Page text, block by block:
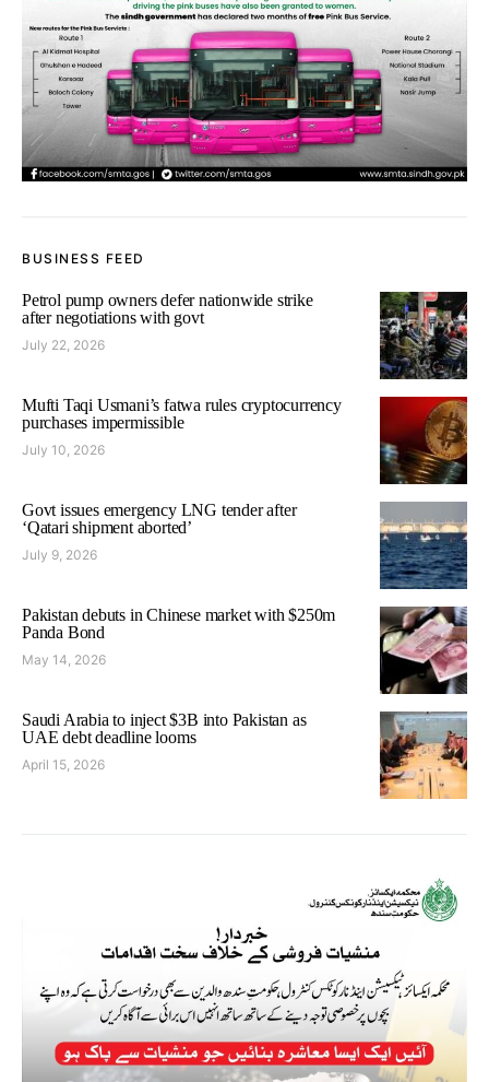
BUSINESS FEED
Petrol pump owners defer nationwide strike
after negotiations with govt
July 22, 2026
Mufti Taqi Usmani’s fatwa rules cryptocurrency
purchases impermissible
July 10, 2026
Govt issues emergency LNG tender after
‘Qatari shipment aborted’
July 9, 2026
Pakistan debuts in Chinese market with $250m
Panda Bond
May 14, 2026
Saudi Arabia to inject $3B into Pakistan as
UAE debt deadline looms
April 15, 2026